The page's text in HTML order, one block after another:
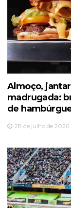
Almoço,
madrugada:
de
28 de julho de 2026